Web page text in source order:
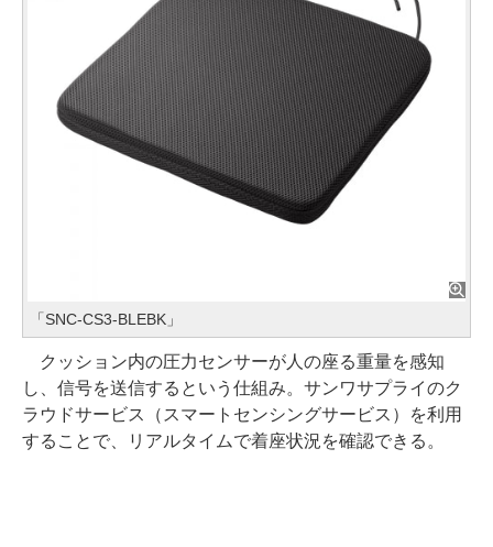
「SNC-CS3-BLEBK」
クッション内の圧力センサーが人の座る重量を感知
し、信号を送信するという仕組み。サンワサプライのク
ラウドサービス（スマートセンシングサービス）を利用
することで、リアルタイムで着座状況を確認できる。